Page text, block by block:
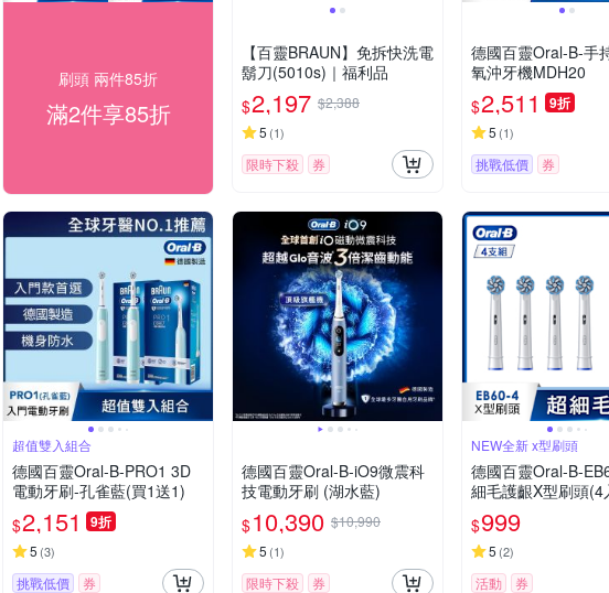
刷頭 兩件85折
滿2件享85折
【百靈BRAUN】免拆快洗電
鬍刀(5010s)｜福利品
$2,197 $2,388
5 (1)
限時下殺 券
德國百靈Oral-B-手
氧沖牙機MDH20
$2,511 9折
5 (1)
挑戰低價 券
超值雙入組合
德國百靈Oral-B-PRO1 3D
電動牙刷-孔雀藍(買1送1)
$2,151 9折
5 (3)
挑戰低價 券
德國百靈Oral-B-iO9微震科
技電動牙刷 (湖水藍)
$10,390 $10,990
5 (1)
限時下殺 券
NEW全新 x型刷頭
德國百靈Oral-B-
細毛護齦X型刷頭(4
$999
5 (2)
活動 券